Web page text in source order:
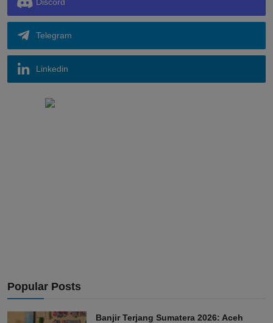
Telegram
Linkedin
Popular Posts
Banjir Terjang Sumatera 2026: Aceh